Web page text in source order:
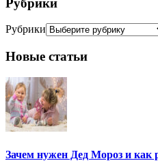
Рубрики
Новые статьи
Зачем нужен Дед Мороз и как